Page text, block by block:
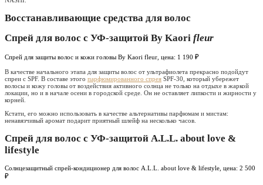
Восстанавливающие средства для волос
Спрей для волос с УФ-защитой By Kaori fleur
Спрей для защиты волос и кожи головы By Kaori fleur, цена: 1 190 ₽
В качестве начального этапа для защиты волос от ультрафиолета прекрасно подойдут
спреи с SPF. В составе этого парфюмированного спрея SPF-30, который убережет
волосы и кожу головы от воздействия активного солнца не только на отдыхе в жаркой
локации, но и в начале осени в городской среде. Он не оставляет липкости и жирности у
корней.
Кстати, его можно использовать в качестве альтернативы парфюмам и мистам:
ненавязчивый аромат подарит приятный шлейф на несколько часов.
Спрей для волос с УФ-защитой A.L.L. about love &
lifestyle
Солнцезащитный спрей-кондиционер для волос A.L.L. about love & lifestyle, цена: 2 500
₽